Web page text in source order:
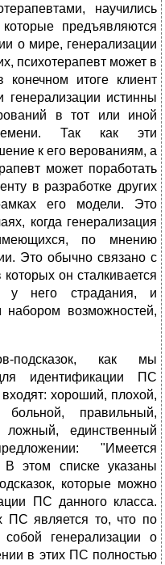
научились
предъявляются
о мире, генерализации
психотерапевт может в
конечном итоге клиент
генерализации истинны
в тот или иной
Так как эти
к его верованиям, а
может поработать
в разработке других
его модели. Это
когда генерализация
по мнению
Это обычно связано с
он сталкивается
него страдания, и
набором возможностей,
подсказок, как мы
идентификации ПС
хороший, плохой,
правильный,
ложный, единственный
"Имеется
В этом списке указаны
которые можно
ПС данного класса.
ПС является то, что по
генерализации о
в этих ПС полностью